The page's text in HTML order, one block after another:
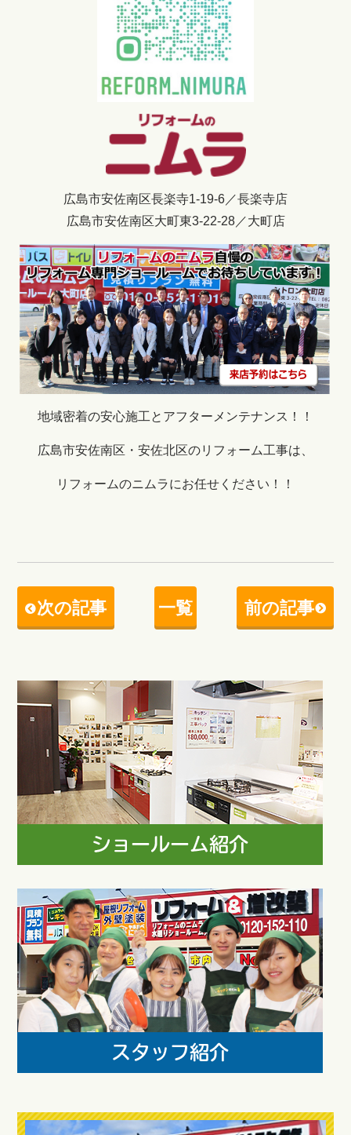
広島市安佐南区長楽寺1-19-6／長楽寺店
広島市安佐南区大町東3-22-28／大町店
地域密着の安心施工とアフターメンテナンス！！
広島市安佐南区・安佐北区のリフォーム工事は、
リフォームのニムラにお任せください！！
次の記事 一覧 前の記事